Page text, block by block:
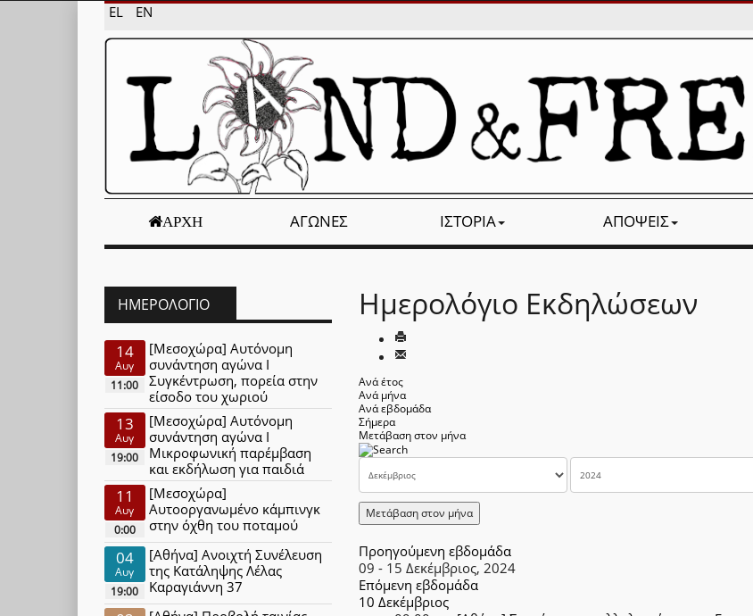
EL EN
ΑΡΧΉ ΑΓΏΝΕΣ ΙΣΤΟΡΊΑ ΑΠΌΨΕΙΣ
Ημερολόγιο Εκδηλώσεων
Ανά έτος
Ανά μήνα
Ανά εβδομάδα
Σήμερα
Μετάβαση στον μήνα
Μετάβαση στον μήνα
Προηγούμενη εβδομάδα
09 - 15 Δεκέμβριος, 2024
Επόμενη εβδομάδα
10 Δεκέμβριος
ΗΜΕΡΟΛΌΓΙΟ
14
Αυγ
11:00
[Μεσοχώρα] Αυτόνομη
συνάντηση αγώνα Ι
Συγκέντρωση, πορεία στην
είσοδο του χωριού
13
Αυγ
19:00
[Μεσοχώρα] Αυτόνομη
συνάντηση αγώνα Ι
Μικροφωνική παρέμβαση
και εκδήλωση για παιδιά
11
Αυγ
0:00
[Μεσοχώρα]
Αυτοοργανωμένο κάμπινγκ
στην όχθη του ποταμού
04
Αυγ
19:00
[Αθήνα] Ανοιχτή Συνέλευση
της Κατάληψης Λέλας
Καραγιάννη 37